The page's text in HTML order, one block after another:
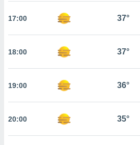
ni para
web a
17:00 37°
18:00 37°
19:00 36°
20:00 35°